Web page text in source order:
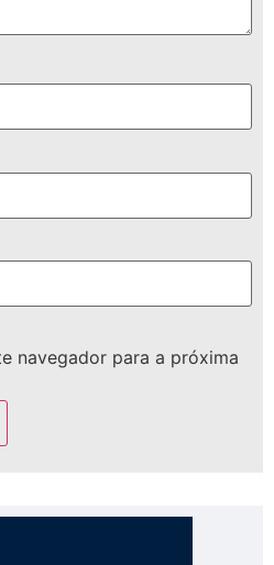
navegador para a próxima